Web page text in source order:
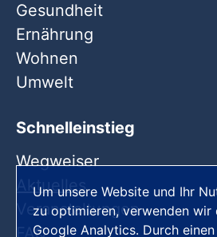
Gesundheit
Ernährung
Wohnen
Umwelt
Schnelleinstieg
Wegweiser
Aktuelles
Veranstaltungen
FAQ
Um unsere Website und Ihr
zu optimieren, verwenden wir
Google Analytics. Durch